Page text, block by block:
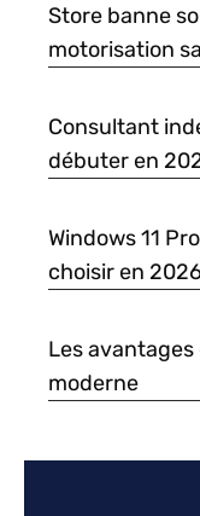
Store banne
motorisation
Consultant
débuter en
Windows 11
choisir en
Les avantages
moderne